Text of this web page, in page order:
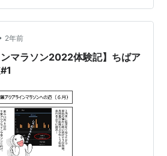
かやってないのかしら？ 👇ランキ
ックでＹＢへ清き１票を！（１日
2年前
ンマラソン2022体験記】ちばア